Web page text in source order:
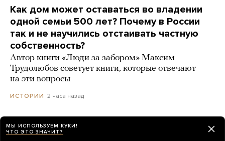
Как дом может оставаться во владении
одной семьи 500 лет? Почему в России
так и не научились отстаивать частную
собственность?
Автор книги «Люди за забором» Максим
Трудолюбов советует книги, которые отвечают
на эти вопросы
ИСТОРИИ 2 часа назад
МЫ ИСПОЛЬЗУЕМ КУКИ!
ЧТО ЭТО ЗНАЧИТ?